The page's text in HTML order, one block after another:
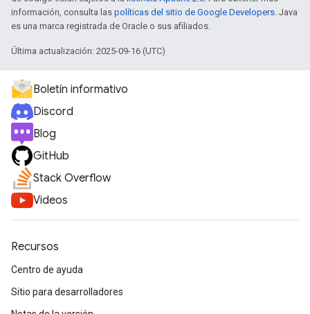
información, consulta las políticas del sitio de Google Developers. Java
es una marca registrada de Oracle o sus afiliados.
Última actualización: 2025-09-16 (UTC)
Boletín informativo
Discord
Blog
GitHub
Stack Overflow
Videos
Recursos
Centro de ayuda
Sitio para desarrolladores